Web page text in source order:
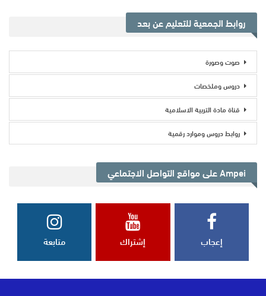
روابط الجمعية للتعليم عن بعد
صوت وصورة
دروس وملخصات
قناة مادة التربية الاسلامية
روابط دروس وموارد رقمية
Ampei على مواقع التواصل الاجتماعي
إعجاب إشتراك متابعة